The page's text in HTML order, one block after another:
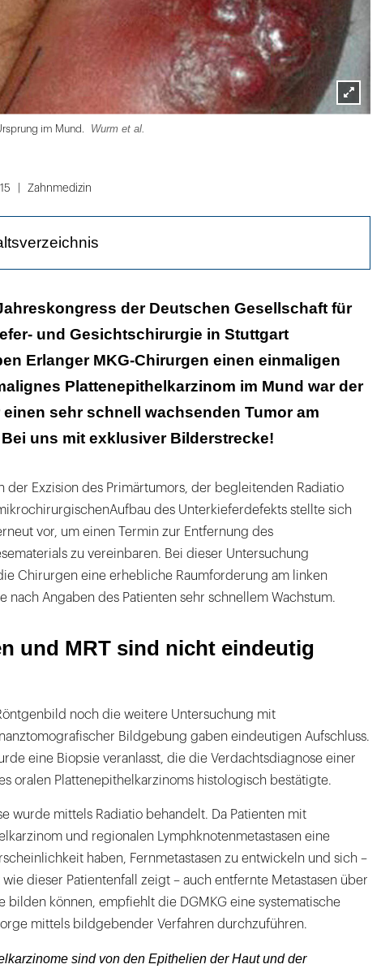
Lightbox
im Mund. Wurm et al.
Zahnmedizin
und MRT sind nicht eindeutigder Deutschen Gesellschaft für
und Gesichtschirurgie in Stuttgart
Erlanger MKG-Chirurgen einen einmaligen
Plattenepithelkarzinom im Mund war der
sehr schnell wachsenden Tumor am
uns mit exklusiver Bilderstrecke!
der Exzision des Primärtumors, der begleitenden Radiatio
des Unterkieferdefekts stellte sich
vor, um einen Termin zur Entfernung des
zu vereinbaren. Bei dieser Untersuchung
Chirurgen eine erhebliche Raumforderung am linken
nach Angaben des Patienten sehr schnellem Wachstum.
und MRT sind nicht eindeutig
noch die weitere Untersuchung mit
Bildgebung gaben eindeutigen Aufschluss.
eine Biopsie veranlasst, die die Verdachtsdiagnose einer
oralen Plattenepithelkarzinoms histologisch bestätigte.
wurde mittels Radiatio behandelt. Da Patienten mit
und regionalen Lymphknotenmetastasen eine
haben, Fernmetastasen zu entwickeln und sich –
dieser Patientenfall zeigt – auch entfernte Metastasen über
bilden können, empfiehlt die DGMKG eine systematische
mittels bildgebender Verfahren durchzuführen.
sind von den Epithelien der Haut und der